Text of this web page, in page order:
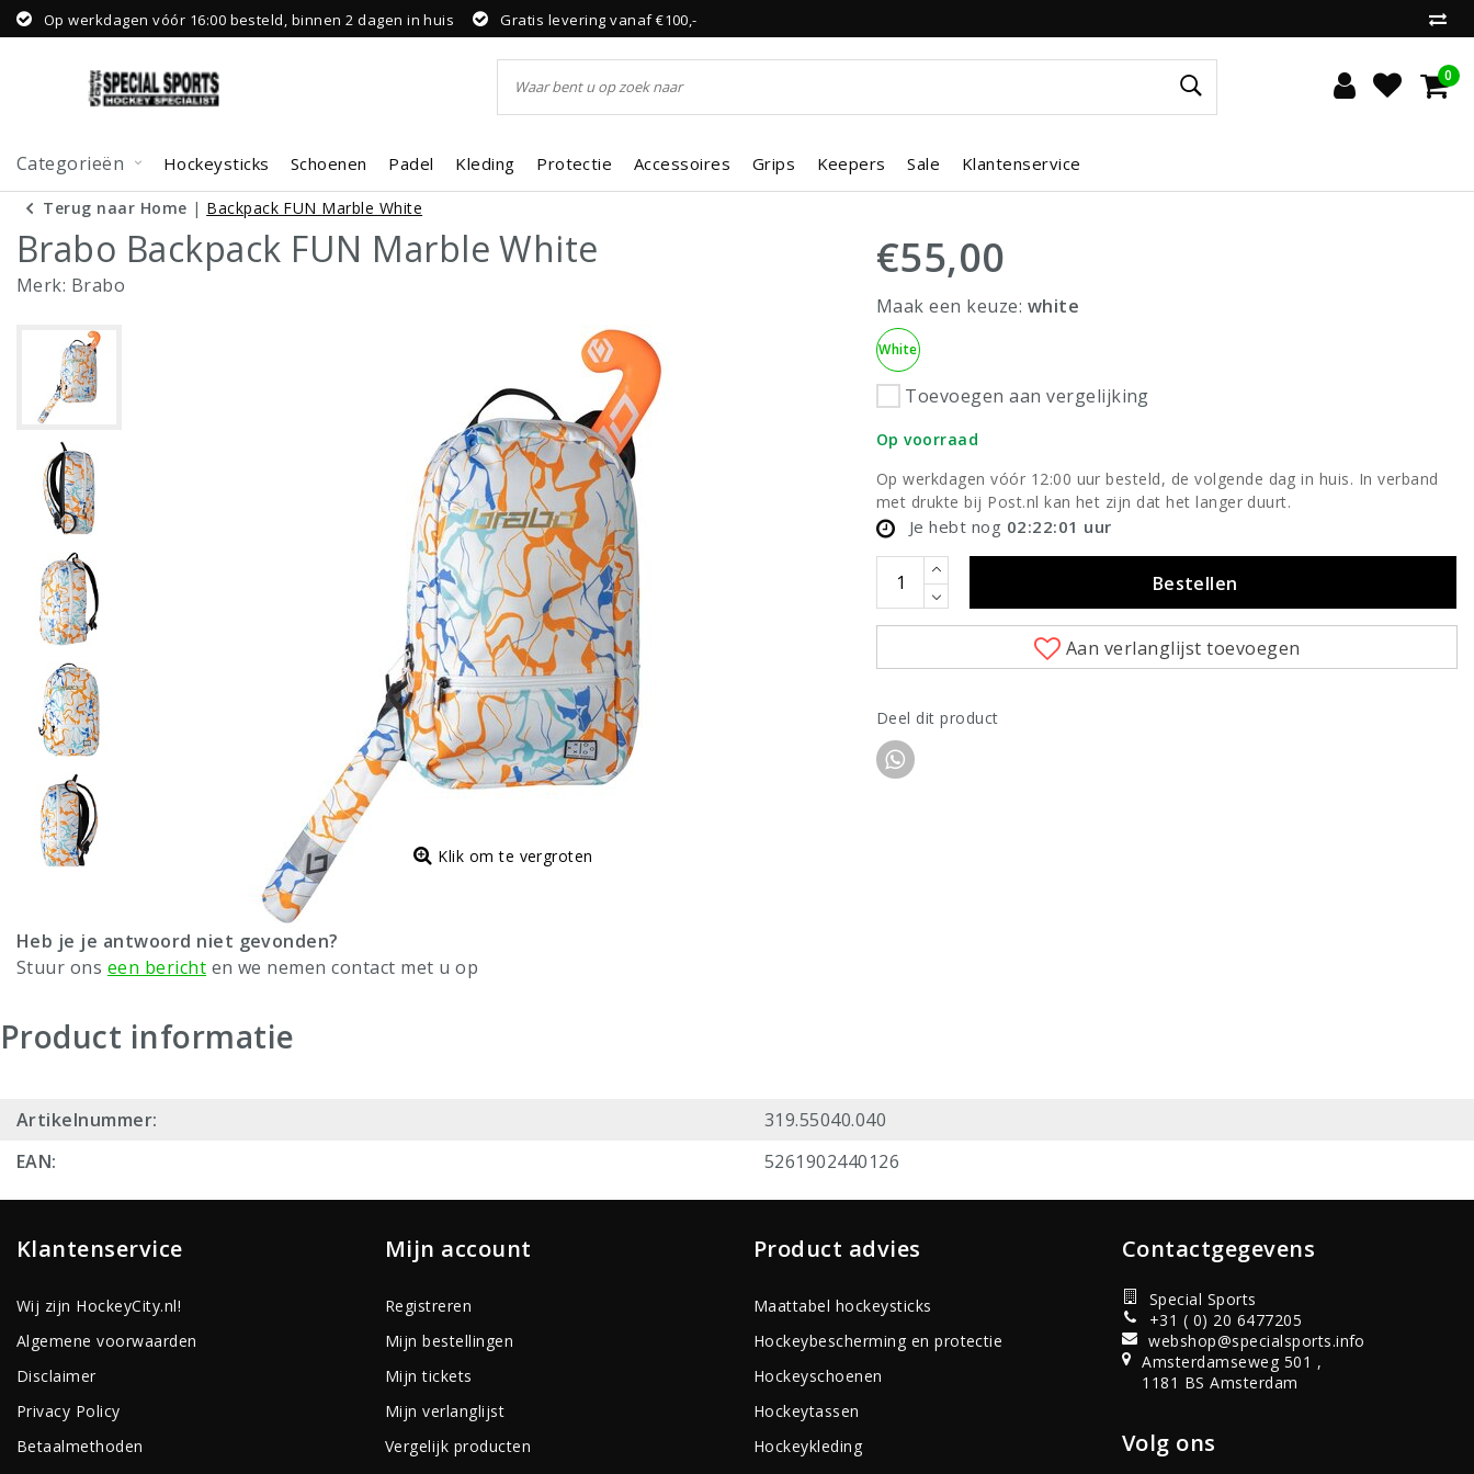
Op werkdagen vóór 16:00 besteld, binnen 2 dagen in huis Gratis levering vanaf €100,-
0
Categorieën Hockeysticks Schoenen Padel Kleding Protectie Accessoires Grips Keepers Sale Klantenservice
Terug naar Home | Backpack FUN Marble White
Brabo Backpack FUN Marble White
Merk: Brabo
Klik om te vergroten
€55,00
Maak een keuze: white
White
Toevoegen aan vergelijking
Op voorraad
Op werkdagen vóór 12:00 uur besteld, de volgende dag in huis. In verband
met drukte bij Post.nl kan het zijn dat het langer duurt.
Je hebt nog 02:22:00 uur
Bestellen
Aan verlanglijst toevoegen
Deel dit product
Heb je je antwoord niet gevonden?
Stuur ons een bericht en we nemen contact met u op
Product informatie
Artikelnummer:
319.55040.040
EAN:
5261902440126
Klantenservice
Wij zijn HockeyCity.nl!
Algemene voorwaarden
Disclaimer
Privacy Policy
Betaalmethoden
Mijn account
Registreren
Mijn bestellingen
Mijn tickets
Mijn verlanglijst
Vergelijk producten
Product advies
Maattabel hockeysticks
Hockeybescherming en protectie
Hockeyschoenen
Hockeytassen
Hockeykleding
Contactgegevens
Special Sports
+31 ( 0) 20 6477205
webshop@specialsports.info
Amsterdamseweg 501 ,
1181 BS Amsterdam
Volg ons